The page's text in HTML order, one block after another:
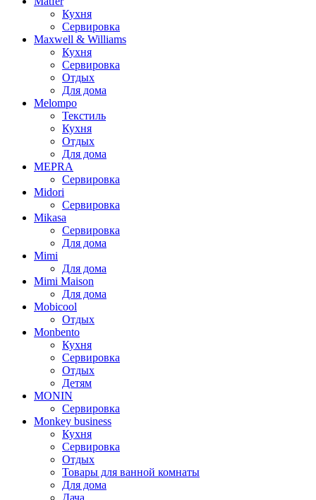
Кухня
Сервировка
Maxwell & Williams
Кухня
Сервировка
Отдых
Для дома
Melompo
Текстиль
Кухня
Отдых
Для дома
MEPRA
Сервировка
Midori
Сервировка
Mikasa
Сервировка
Для дома
Mimi
Для дома
Mimi Maison
Для дома
Mobicool
Отдых
Monbento
Кухня
Сервировка
Отдых
Детям
MONIN
Сервировка
Monkey business
Кухня
Сервировка
Отдых
Товары для ванной комнаты
Для дома